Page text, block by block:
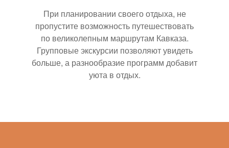
При планировании своего отдыха, не
пропустите возможность путешествовать
по великолепным маршрутам Кавказа.
Групповые экскурсии позволяют увидеть
больше, а разнообразие программ добавит
уюта в отдых.